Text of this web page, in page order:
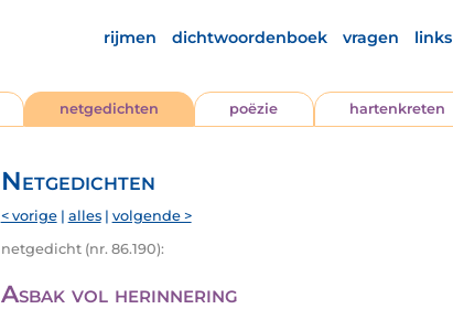
rijmen dichtwoordenboek vragen links
netgedichten poëzie hartenkreten
Netgedichten
< vorige| alles| volgende >
netgedicht (nr. 86.190):
Asbak vol herinnering